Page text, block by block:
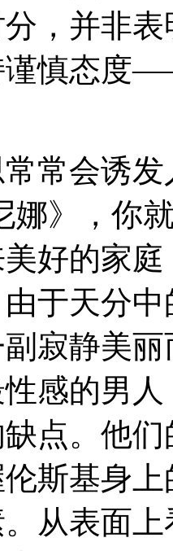
，并非
谨慎态度
常会诱
娜》，你
好的家
于天分
寂静美
性感的男
点。他
斯基身
从表面